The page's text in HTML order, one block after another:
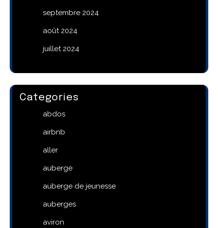
septembre 2024
août 2024
juillet 2024
Categories
abdos
airbnb
aller
auberge
auberge de jeunesse
auberges
aviron